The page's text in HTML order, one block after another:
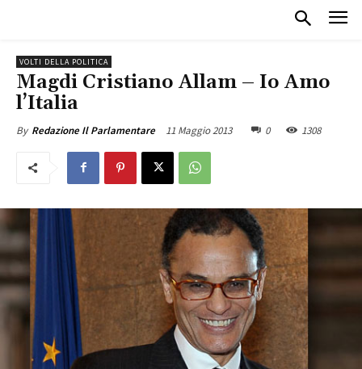
VOLTI DELLA POLITICA
Magdi Cristiano Allam – Io Amo
l’Italia
By Redazione Il Parlamentare 11 Maggio 2013 0 1308